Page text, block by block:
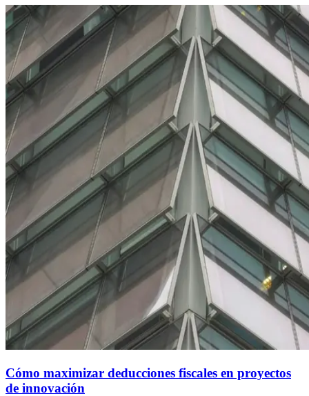
Cómo maximizar deducciones fiscales en proyectos
de innovación